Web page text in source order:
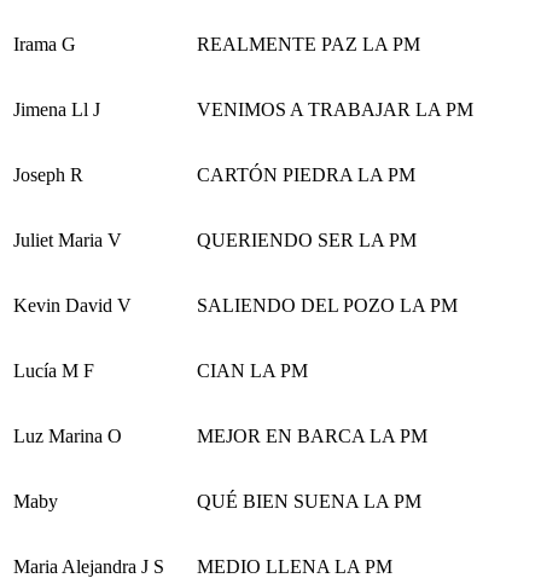
Irama G REALMENTE PAZ LA PM
Jimena Ll J VENIMOS A TRABAJAR LA PM
Joseph R CARTÓN PIEDRA LA PM
Juliet Maria V QUERIENDO SER LA PM
Kevin David V SALIENDO DEL POZO LA PM
Lucía M F CIAN LA PM
Luz Marina O MEJOR EN BARCA LA PM
Maby QUÉ BIEN SUENA LA PM
Maria Alejandra J S MEDIO LLENA LA PM